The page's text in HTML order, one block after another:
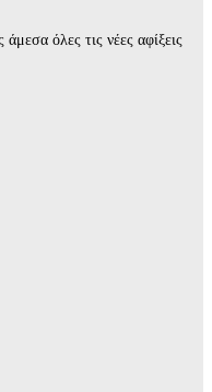
όλες τις νέες αφίξεις